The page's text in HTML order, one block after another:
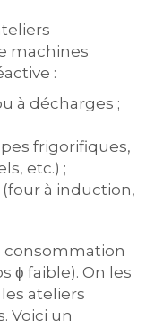
machines
:
à décharges ;
frigorifiques,
etc.) ;
à induction,
consommation
ϕ faible). On les
ateliers
Voici un